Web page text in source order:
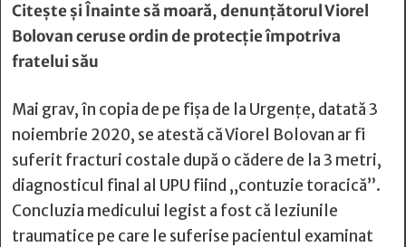
Citește șiÎnainte să moară, denunţătorul Viorel
Bolovan ceruse ordin de protecţie împotriva
fratelui său
Mai grav, în copia de pe fișa de la Urgențe, datată 3
noiembrie 2020, se atestă că Viorel Bolovan ar fi
suferit fracturi costale după o cădere de la 3 metri,
diagnosticul final al UPU fiind „contuzie toracică”.
Concluzia medicului legist a fost că leziunile
traumatice pe care le suferise pacientul examinat